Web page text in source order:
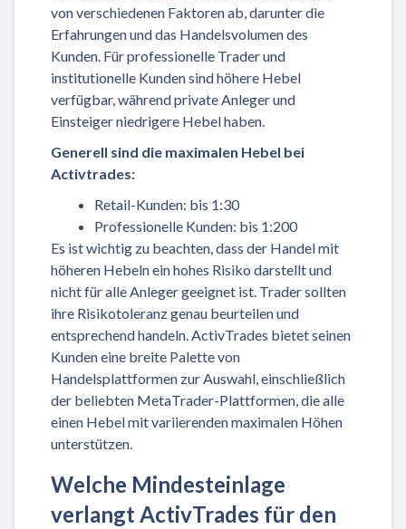
von verschiedenen Faktoren ab, darunter die
Erfahrungen und das Handelsvolumen des
Kunden. Für professionelle Trader und
institutionelle Kunden sind höhere Hebel
verfügbar, während private Anleger und
Einsteiger niedrigere Hebel haben.
Generell sind die maximalen Hebel bei
Activtrades:
Retail-Kunden: bis 1:30
Professionelle Kunden: bis 1:200
Es ist wichtig zu beachten, dass der Handel mit
höheren Hebeln ein hohes Risiko darstellt und
nicht für alle Anleger geeignet ist. Trader sollten
ihre Risikotoleranz genau beurteilen und
entsprechend handeln. ActivTrades bietet seinen
Kunden eine breite Palette von
Handelsplattformen zur Auswahl, einschließlich
der beliebten MetaTrader-Plattformen, die alle
einen Hebel mit variierenden maximalen Höhen
unterstützen.
Welche Mindesteinlage
verlangt ActivTrades für den